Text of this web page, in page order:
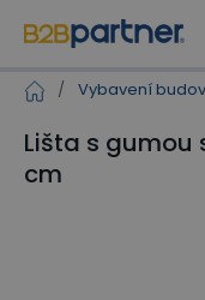
/ Vybavení
Lišta s gumou
cm